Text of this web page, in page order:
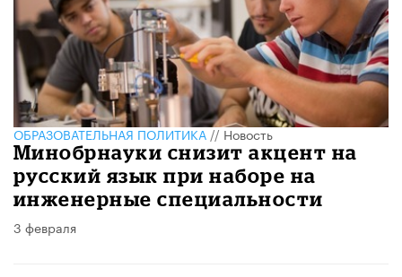
ОБРАЗОВАТЕЛЬНАЯ ПОЛИТИКА//Новость
Минобрнауки снизит акцент на
русский язык при наборе на
инженерные специальности
3 февраля